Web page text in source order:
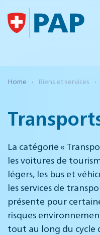
Accéder au contenu
Home Biens et services
La catégorie «
les voitures de
légers, les bus et
les services de
présente pour
risques
tout au long du cycle